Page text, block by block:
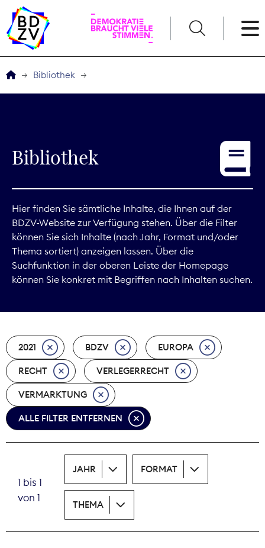
Service
Digitales
Kommunikation
Marktdaten
Nachhaltigkeit
Nachwuchs
Nova Award
Print
Bibliothek
Bibliothek
Hier finden Sie sämtliche Inhalte, die Ihnen auf der
BDZV-Website zur Verfügung stehen. Über die Filter
können Sie sich Inhalte (nach Jahr, Format und/oder
Thema sortiert) anzeigen lassen. Über die
Suchfunktion in der oberen Leiste der Homepage
können Sie konkret mit Begriffen nach Inhalten suchen.
2021 BDZV EUROPA
RECHT VERLEGERRECHT
VERMARKTUNG
ALLE FILTER ENTFERNEN
1 bis 1
von 1
JAHR FORMAT
THEMA